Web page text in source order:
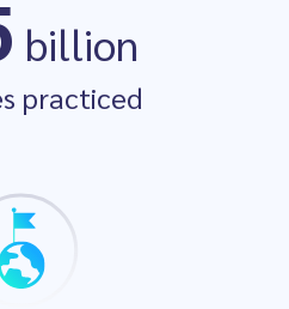
#1
App
billion
practiced